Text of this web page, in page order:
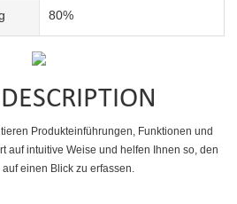
80%
Produkteinführungen, Funktionen und
auf intuitive Weise und helfen Ihnen so, den
einen Blick zu erfassen.